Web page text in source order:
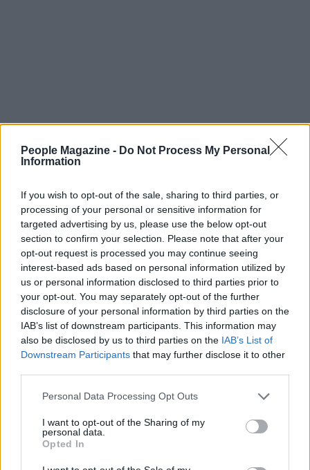
People Magazine - Do Not Process My Personal
Information
If you wish to opt-out of the sale, sharing to third parties, or
processing of your personal or sensitive information for
targeted advertising by us, please use the below opt-out
section to confirm your selection. Please note that after your
opt-out request is processed you may continue seeing
interest-based ads based on personal information utilized by
us or personal information disclosed to third parties prior to
your opt-out. You may separately opt-out of the further
disclosure of your personal information by third parties on the
IAB’s list of downstream participants. This information may
also be disclosed by us to third parties on the IAB’s List of
Downstream Participants that may further disclose it to other
Please note that this website/app uses one or more Google
not limited to your visit or usage behaviour. You may click to
grant or deny consent to Google and its third-party tags to
use your data for below specified purposes in below Google
consent section.
Personal Data Processing Opt Outs
I want to opt-out of the Sharing of my
personal data.
Opted In
Questa sequenza di eventi ha prodotto effetti
concreti: indagini formali, richieste di rinvio a
giudizio e dimissioni che hanno smosso equilibri
interni al governo. Rimane la domanda se, oltre alla
narrazione scandalistica, emergerà una capacità di
riformare pratiche e procedure per ricostruire
stagione di incidenti e imbarazzi.